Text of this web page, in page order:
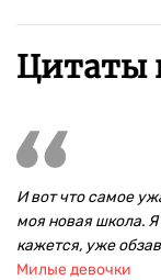
Цитаты
И вот что самое
моя новая школа.
кажется, уже
Милые девочки